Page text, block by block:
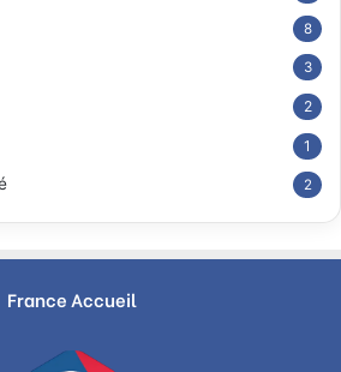
8
3
2
1
2
France Accueil